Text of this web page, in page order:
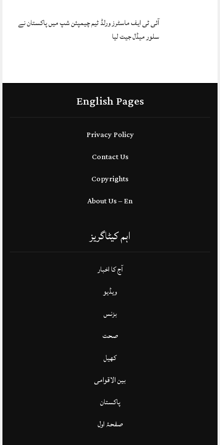
آئی ٹی ایف ماسٹرز ورلڈ ٹیم چیمپئن شپ میں پاکستان نے
سلور میڈل جیت لیا
English Pages
Privacy Policy
Contact Us
Copyrights
About Us – En
اہم کیٹاگریز
آج کا اخبار
ویڈیو
بزنس
صحت
کھیل
بین الاقوامی
پاکستان
صفحۂ اول